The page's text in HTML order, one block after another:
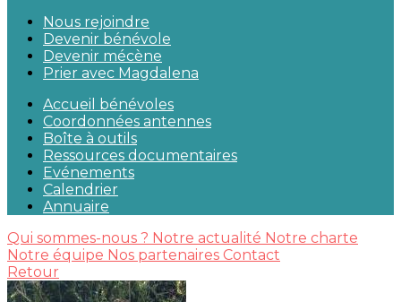
Nous rejoindre
Devenir bénévole
Devenir mécène
Prier avec Magdalena
Accueil bénévoles
Coordonnées antennes
Boîte à outils
Ressources documentaires
Evénements
Calendrier
Annuaire
Qui sommes-nous ? Notre actualité Notre charte
Notre équipe Nos partenaires Contact
Retour